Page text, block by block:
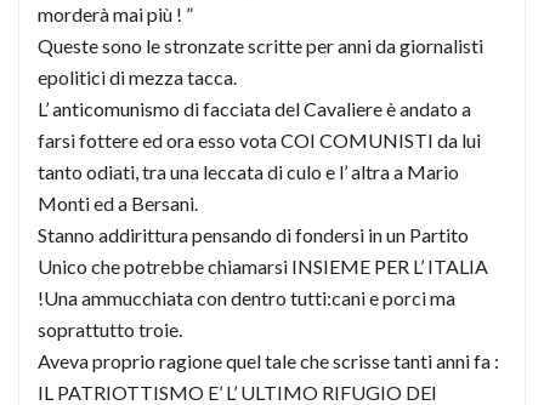
morderà mai più ! ”
Queste sono le stronzate scritte per anni da giornalisti
epolitici di mezza tacca.
L’ anticomunismo di facciata del Cavaliere è andato a
farsi fottere ed ora esso vota COI COMUNISTI da lui
tanto odiati, tra una leccata di culo e l’ altra a Mario
Monti ed a Bersani.
Stanno addirittura pensando di fondersi in un Partito
Unico che potrebbe chiamarsi INSIEME PER L’ ITALIA
!Una ammucchiata con dentro tutti:cani e porci ma
soprattutto troie.
Aveva proprio ragione quel tale che scrisse tanti anni fa :
IL PATRIOTTISMO E’ L’ ULTIMO RIFUGIO DEI